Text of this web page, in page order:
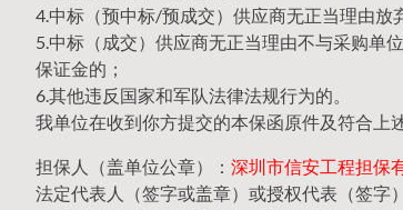
4.中标（预中标/预成交）供应商无正当理由放
5.中标（成交）供应商无正当理由不与采购单
保证金的；
6.其他违反国家和军队法律法规行为的。
我单位在收到你方提交的本保函原件及符合上
担保人（盖单位公章）： 深圳市信安工程担保
法定代表人（签字或盖章）或授权代表（签字